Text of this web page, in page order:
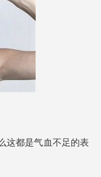
这都是气血不足的表